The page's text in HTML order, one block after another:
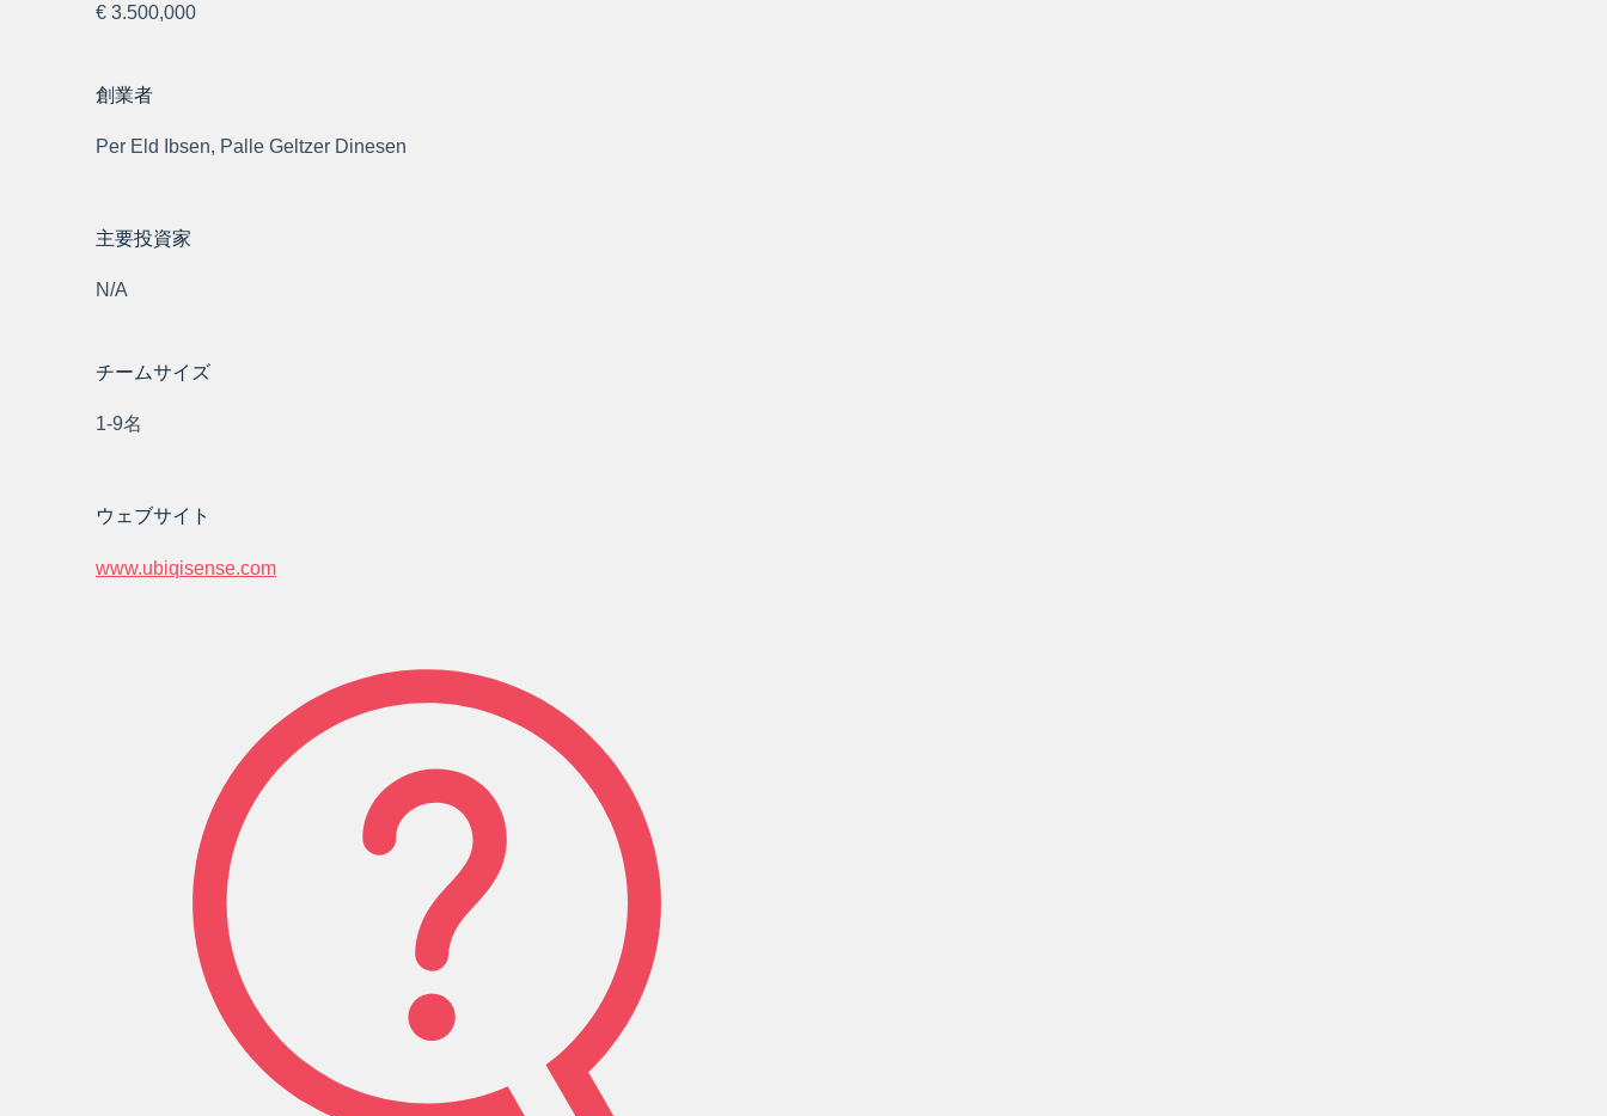
€ 3.500,000
創業者
Per Eld Ibsen, Palle Geltzer Dinesen
主要投資家
N/A
チームサイズ
1-9名
ウェブサイト
www.ubiqisense.com